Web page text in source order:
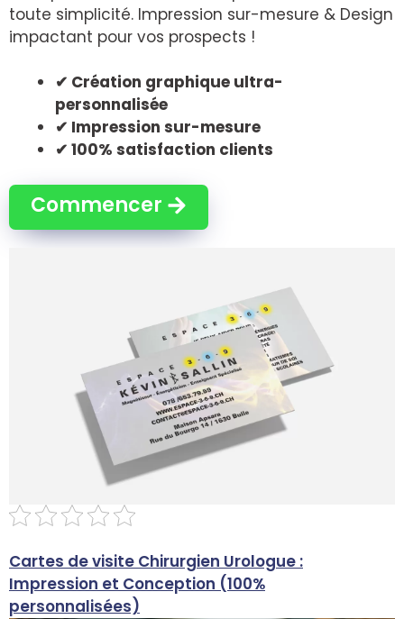
toute simplicité. Impression sur-mesure & Design
impactant pour vos prospects !
✔ Création graphique ultra-
personnalisée
✔ Impression sur-mesure
✔ 100% satisfaction clients
Commencer
Cartes de visite Chirurgien Urologue :
Impression et Conception (100%
personnalisées)